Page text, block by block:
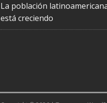
La población
está creciendo